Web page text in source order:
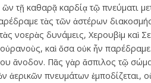
τῇ καθαρᾷ καρδίᾳ τῷ πνεύματι
τὰς τῶν ἀστέρων
νοερὰς δυνάμεις, Χερουβὶμ καὶ
καὶ ὅσα οὐκ ἦν παρέδραμε.
ἄνοδον. Πᾶς γὰρ ἄσπιλος τῷ
ἀερικῶν πνευμάτων ἐμποδίζεται,